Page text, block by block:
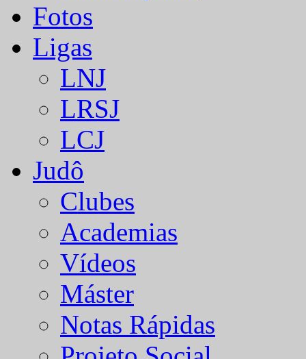
Fotos
Ligas
LNJ
LRSJ
LCJ
Judô
Clubes
Academias
Vídeos
Máster
Notas Rápidas